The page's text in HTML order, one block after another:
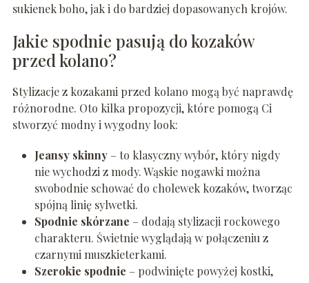
sukienek boho, jak i do bardziej dopasowanych krojów.
Jakie spodnie pasują do kozaków
przed kolano?
Stylizacje z kozakami przed kolano mogą być naprawdę
różnorodne. Oto kilka propozycji, które pomogą Ci
stworzyć modny i wygodny look:
Jeansy skinny– to klasyczny wybór, który nigdy
nie wychodzi z mody. Wąskie nogawki można
swobodnie schować do cholewek kozaków, tworząc
spójną linię sylwetki.
Spodnie skórzane – dodają stylizacji rockowego
charakteru. Świetnie wyglądają w połączeniu z
czarnymi muszkieterkami.
Szerokie spodnie – podwinięte powyżej kostki,